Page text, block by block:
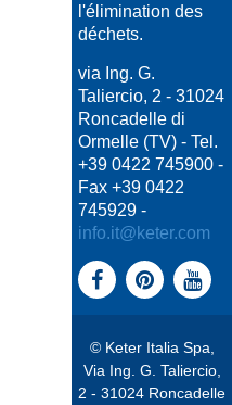
l'élimination des
déchets.
via Ing. G.
Taliercio, 2 - 31024
Roncadelle di
Ormelle (TV) - Tel.
+39 0422 745900 -
Fax +39 0422
745929 -
info.it@keter.com
© Keter Italia Spa,
Via Ing. G. Taliercio,
2 - 31024 Roncadelle